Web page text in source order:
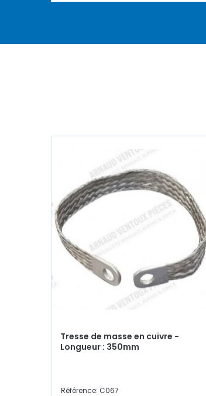
Tresse de masse en cuivre -
Longueur : 350mm
Référence: C067